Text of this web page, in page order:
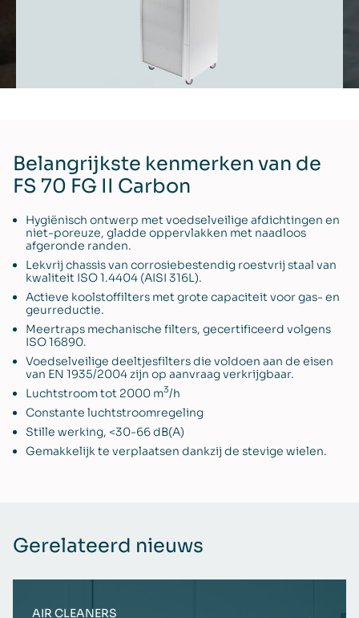
Belangrijkste kenmerken van de
FS 70 FG II Carbon
Hygiënisch ontwerp met voedselveilige afdichtingen en
niet-poreuze, gladde oppervlakken met naadloos
afgeronde randen.
Lekvrij chassis van corrosiebestendig roestvrij staal van
kwaliteit ISO 1.4404 (AISI 316L).
Actieve koolstoffilters met grote capaciteit voor gas- en
geurreductie.
Meertraps mechanische filters, gecertificeerd volgens
ISO 16890.
Voedselveilige deeltjesfilters die voldoen aan de eisen
van EN 1935/2004 zijn op aanvraag verkrijgbaar.
Luchtstroom tot 2000 m3/h
Constante luchtstroomregeling
Stille werking, <30-66 dB(A)
Gemakkelijk te verplaatsen dankzij de stevige wielen.
Gerelateerd nieuws
AIR CLEANERS